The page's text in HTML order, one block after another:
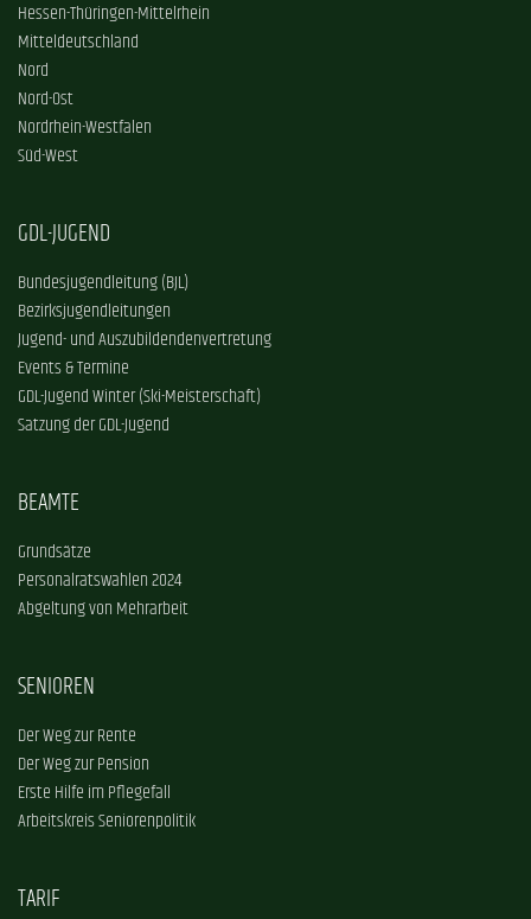
Hessen-Thüringen-Mittelrhein
Mitteldeutschland
Nord
Nord-Ost
Nordrhein-Westfalen
Süd-West
GDL-JUGEND
Bundesjugendleitung (BJL)
Bezirksjugendleitungen
Jugend- und Auszubildendenvertretung
Events & Termine
GDL-Jugend Winter (Ski-Meisterschaft)
Satzung der GDL-Jugend
BEAMTE
Grundsätze
Personalratswahlen 2024
Abgeltung von Mehrarbeit
SENIOREN
Der Weg zur Rente
Der Weg zur Pension
Erste Hilfe im Pflegefall
Arbeitskreis Seniorenpolitik
TARIF